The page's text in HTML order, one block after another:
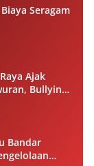
Seragam
Ajak
Bullying
Bandar